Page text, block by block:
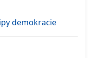
demokracie